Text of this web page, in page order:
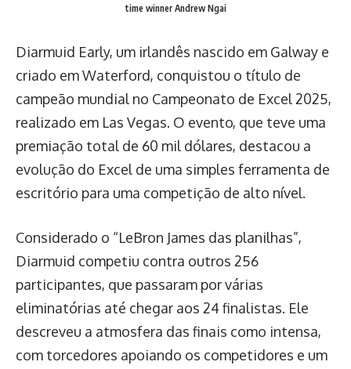
time winner Andrew Ngai
Diarmuid Early, um irlandês nascido em Galway e
criado em Waterford, conquistou o título de
campeão mundial no Campeonato de Excel 2025,
realizado em Las Vegas. O evento, que teve uma
premiação total de 60 mil dólares, destacou a
evolução do Excel de uma simples ferramenta de
escritório para uma competição de alto nível.
Considerado o “LeBron James das planilhas”,
Diarmuid competiu contra outros 256
participantes, que passaram por várias
eliminatórias até chegar aos 24 finalistas. Ele
descreveu a atmosfera das finais como intensa,
com torcedores apoiando os competidores e um